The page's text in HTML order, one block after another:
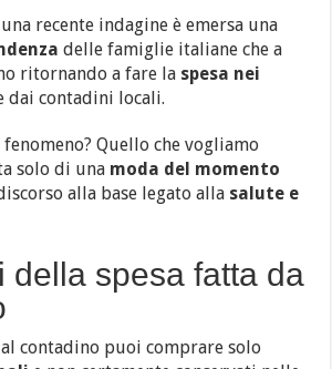
recente indagine è emersa una
delle famiglie italiane che a
ritornando a fare la spesa nei
dai contadini locali.
Quello che vogliamo
solo di una moda del momento
alla base legato alla salute e
della spesa fatta da
contadino puoi comprare solo